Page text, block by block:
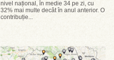
nivel național, în medie 34 pe zi, cu
32% mai multe decât în anul anterior. O
contribuție...